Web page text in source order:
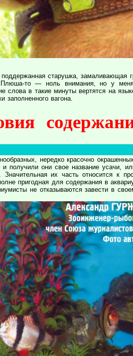
старушка, замаливающая
Плюша-то — ноль внимания, но у
слова в такие минуты вертятся на
заполненного вагона.
нередко красочно
получили они свое название усачи,
. Значительная их часть относится к
пригодная для содержания в
не отказываются завести в